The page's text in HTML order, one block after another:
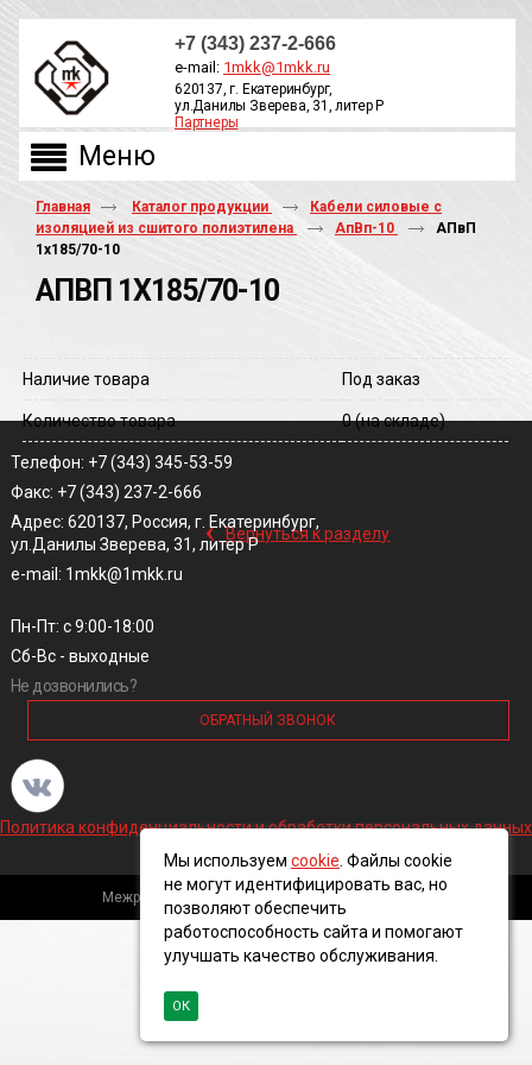
+7 (343) 237-2-666
e-mail: 1mkk@1mkk.ru
620137, г. Екатеринбург,
ул.Данилы Зверева, 31, литер Р
Партнеры
Главная Каталог продукции
Кабели силовые с
изоляцией из сшитого полиэтилена
АпВп-10
АПвП
1х185/70-10
АПВП 1Х185/70-10
Наличие товара Под заказ
Количество товара 0(на складе)
‹ Вернуться к разделу
Телефон: +7 (343) 345-53-59
Факс: +7 (343) 237-2-666
Адрес: 620137, Россия, г. Екатеринбург,
ул.Данилы Зверева, 31, литер Р
e-mail: 1mkk@1mkk.ru
Пн-Пт: с 9:00-18:00
Сб-Вс - выходные
Не дозвонились?
ОБРАТНЫЙ ЗВОНОК
Политика конфиденциальности и обработки персональных данных
Межрегиональная кабельная компания, 2016 ©
Мы используем cookie . Файлы cookie
не могут идентифицировать вас, но
позволяют обеспечить
работоспособность сайта и помогают
улучшать качество обслуживания.
ОК